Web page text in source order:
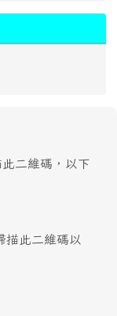
此二維碼，以下
描此二維碼以